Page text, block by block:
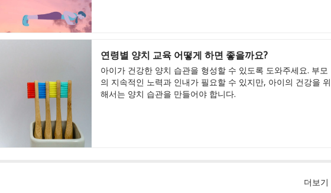
연령별 양치 교육 어떻게 하면 좋을까요?
아이가 건강한 양치 습관을 형성할 수 있도록 도와주세요. 부모
의 지속적인 노력과 인내가 필요할 수 있지만, 아이의 건강을 위
해서는 양치 습관을 만들어야 합니다.
더보기